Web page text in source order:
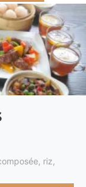
riz,